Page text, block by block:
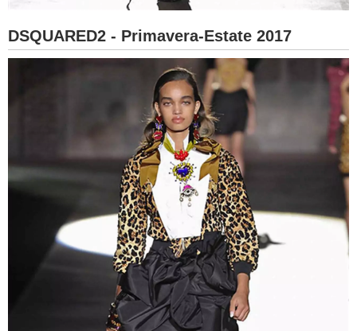
DSQUARED2 - Primavera-Estate 2017